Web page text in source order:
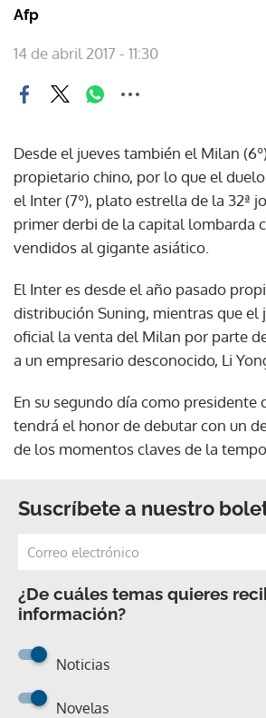
Afp
14 de abril 2017 - 11:30
Desde el jueves también el Milan
propietario chino, por lo que el
el Inter (7º), plato estrella de la 32ª
primer derbi de la capital lombarda
vendidos al gigante asiático.
El Inter es desde el año pasado
distribución Suning, mientras que el
oficial la venta del Milan por parte
a un empresario desconocido, Li
En su segundo día como presidente
tendrá el honor de debutar con un
de los momentos claves de la
Suscríbete a nuestro
¿De cuáles temas quieres
información?
Noticias
Novelas